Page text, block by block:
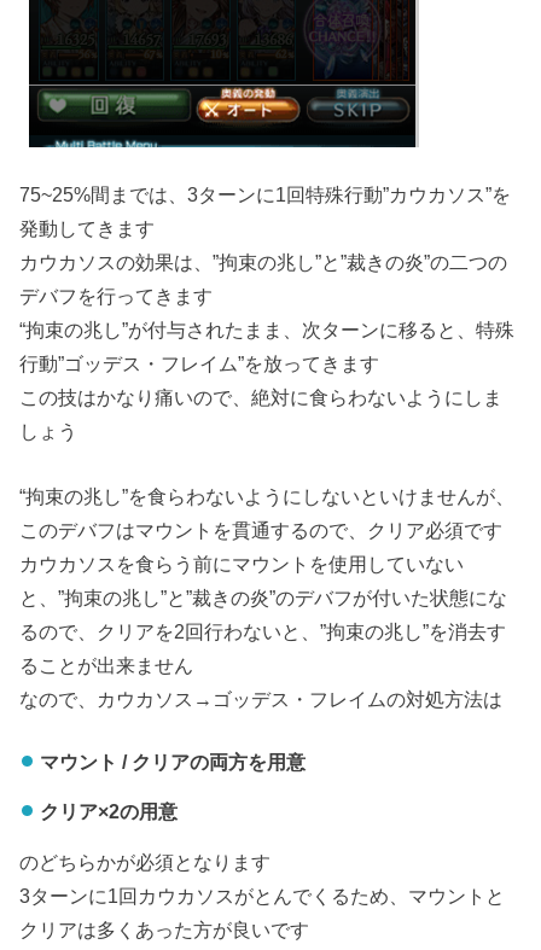
75~25%間までは、3ターンに1回特殊行動”カウカソス”を
発動してきます
カウカソスの効果は、”拘束の兆し”と”裁きの炎”の二つの
デバフを行ってきます
“拘束の兆し”が付与されたまま、次ターンに移ると、特殊
行動”ゴッデス・フレイム”を放ってきます
この技はかなり痛いので、絶対に食らわないようにしま
しょう
“拘束の兆し”を食らわないようにしないといけませんが、
このデバフはマウントを貫通するので、クリア必須です
カウカソスを食らう前にマウントを使用していない
と、”拘束の兆し”と”裁きの炎”のデバフが付いた状態にな
るので、クリアを2回行わないと、”拘束の兆し”を消去す
ることが出来ません
なので、カウカソス→ゴッデス・フレイムの対処方法は
マウント / クリアの両方を用意
クリア×2の用意
のどちらかが必須となります
3ターンに1回カウカソスがとんでくるため、マウントと
クリアは多くあった方が良いです